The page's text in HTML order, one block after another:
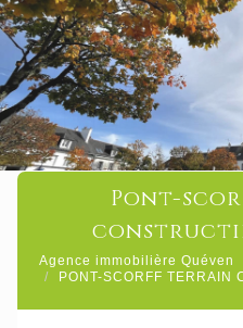
pont-scorff terrain
Agence immobilière Quéven
PONT-SCORFF TERRAIN